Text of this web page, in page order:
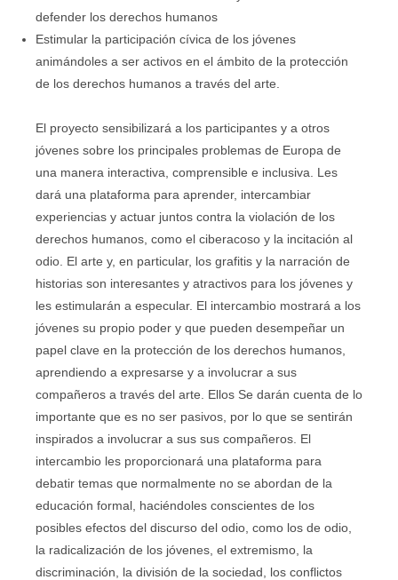
defender los derechos humanos
Estimular la participación cívica de los jóvenes
animándoles a ser activos en el ámbito de la protección
de los derechos humanos a través del arte.
El proyecto sensibilizará a los participantes y a otros
jóvenes sobre los principales problemas de Europa de
una manera interactiva, comprensible e inclusiva. Les
dará una plataforma para aprender, intercambiar
experiencias y actuar juntos contra la violación de los
derechos humanos, como el ciberacoso y la incitación al
odio. El arte y, en particular, los grafitis y la narración de
historias son interesantes y atractivos para los jóvenes y
les estimularán a especular. El intercambio mostrará a los
jóvenes su propio poder y que pueden desempeñar un
papel clave en la protección de los derechos humanos,
aprendiendo a expresarse y a involucrar a sus
compañeros a través del arte. Ellos Se darán cuenta de lo
importante que es no ser pasivos, por lo que se sentirán
inspirados a involucrar a sus sus compañeros. El
intercambio les proporcionará una plataforma para
debatir temas que normalmente no se abordan de la
educación formal, haciéndoles conscientes de los
posibles efectos del discurso del odio, como los de odio,
la radicalización de los jóvenes, el extremismo, la
discriminación, la división de la sociedad, los conflictos